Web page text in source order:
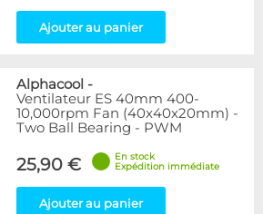
Ajouter au panier
Alphacool -
Ventilateur ES 40mm 400-
10,000rpm Fan (40x40x20mm) -
Two Ball Bearing - PWM
25,90 €
En stock
Expédition immédiate
Ajouter au panier